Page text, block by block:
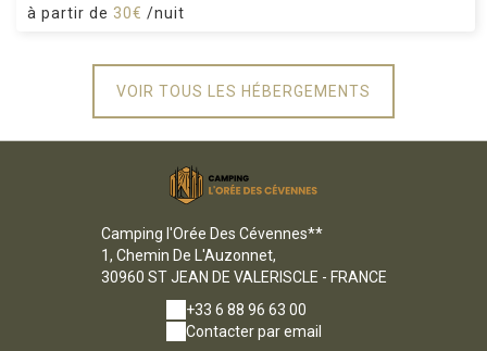
à partir de 30€ /nuit
VOIR TOUS LES HÉBERGEMENTS
Camping l'Orée Des Cévennes**
1, Chemin De L'Auzonnet,
30960 ST JEAN DE VALERISCLE - FRANCE
+33 6 88 96 63 00
Contacter par email